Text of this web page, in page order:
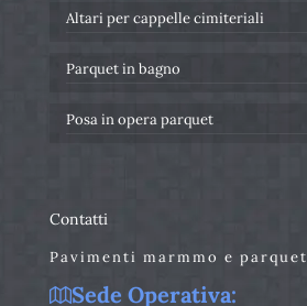
Altari per cappelle cimiteriali
Parquet in bagno
Posa in opera parquet
Contatti
Pavimenti marmmo e parquet
Sede Operativa: